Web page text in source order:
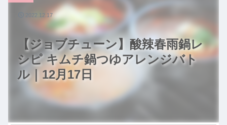
【ジョブチューン】酸辣春雨鍋レ
シピ キムチ鍋つゆアレンジバト
ル｜12月17日
2022.12.17